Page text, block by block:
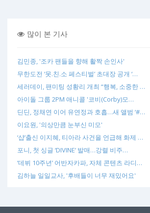
많이 본 기사
김민종, '조카 팬들을 향해 활짝 손인사'
무한도전 ‘못.친.소 페스티벌’ 초대장 공개 ‘…
세러데이, 팬미팅 성황리 개최 “행복, 소중한 …
아이돌 그룹 2PM 애니콜 '코비(Corby)모…
딘딘, 정채연 이어 유연정과 호흡…새 앨범 ‘#…
이요원, '의상만큼 눈부신 미모'
‘샵’출신 이지혜, 티아라 사건을 언급해 화제 …
포니, 첫 싱글 ‘DIVINE’ 발매…강렬 비주…
‘데뷔 10주년’ 어반자카파, 자체 콘텐츠 라디…
김하늘 일일교사, '후배들이 너무 재밌어요'